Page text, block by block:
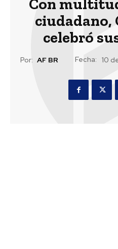
Con
ciudadano,
celebró
Por: AF BR Fecha: 10